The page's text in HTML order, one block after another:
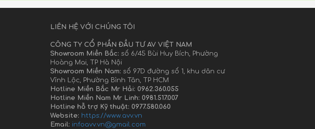
LIÊN HỆ VỚI CHÚNG TÔI
CÔNG TY CỔ PHẦN ĐẦU TƯ AV VIỆT NAM
Showroom Miền Bắc: số 6/45 Bùi Huy Bích, Phường
Hoàng Mai, TP Hà Nội
Showroom Miền Nam: số 97D đường số 1, khu dân cư
Vĩnh Lộc, Phường Bình Tân, TP HCM
Hotline Miền Bắc Mr Hải: 0962.360.055
Hotline Miền Nam Mr Linh: 0981.517.007
Hotline hỗ trợ Kỹ thuật: 0977.580.060
Website: https://www.avv.vn
Email: infoavv.vn@gmail.com